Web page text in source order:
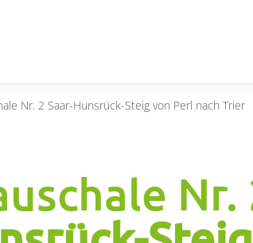
Nr. 2 Saar-Hunsrück-Steig von Perl nach Trier
Nr.